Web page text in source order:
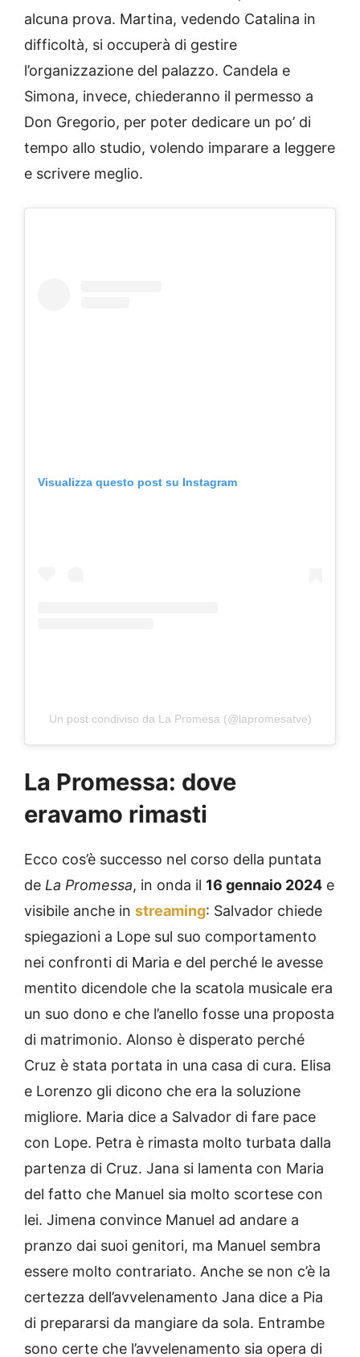
alcuna prova. Martina, vedendo Catalina in
difficoltà, si occuperà di gestire
l’organizzazione del palazzo. Candela e
Simona, invece, chiederanno il permesso a
Don Gregorio, per poter dedicare un po’ di
tempo allo studio, volendo imparare a leggere
e scrivere meglio.
Visualizza questo post su Instagram
Un post condiviso da La Promesa (@lapromesatve)
La Promessa: dove
eravamo rimasti
Ecco cos’è successo nel corso della puntata
de La Promessa, in onda il 16 gennaio 2024 e
visibile anche in streaming: Salvador chiede
spiegazioni a Lope sul suo comportamento
nei confronti di Maria e del perché le avesse
mentito dicendole che la scatola musicale era
un suo dono e che l’anello fosse una proposta
di matrimonio. Alonso è disperato perché
Cruz è stata portata in una casa di cura. Elisa
e Lorenzo gli dicono che era la soluzione
migliore. Maria dice a Salvador di fare pace
con Lope. Petra è rimasta molto turbata dalla
partenza di Cruz. Jana si lamenta con Maria
del fatto che Manuel sia molto scortese con
lei. Jimena convince Manuel ad andare a
pranzo dai suoi genitori, ma Manuel sembra
essere molto contrariato. Anche se non c’è la
certezza dell’avvelenamento Jana dice a Pia
di prepararsi da mangiare da sola. Entrambe
sono certe che l’avvelenamento sia opera di